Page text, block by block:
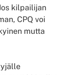
kilpailijan
CPQ voi
mutta